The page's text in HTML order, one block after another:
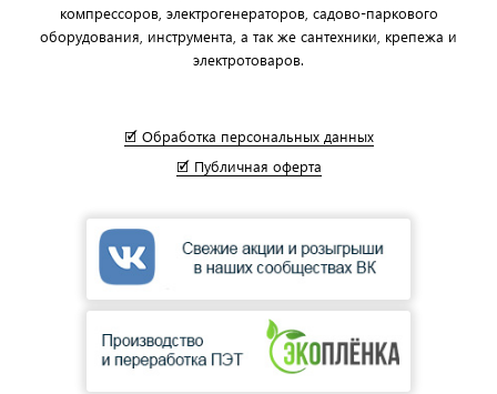
компрессоров, электрогенераторов, садово-паркового
оборудования, инструмента, а так же сантехники, крепежа и
электротоваров.
🗹 Обработка персональных данных
🗹 Публичная оферта